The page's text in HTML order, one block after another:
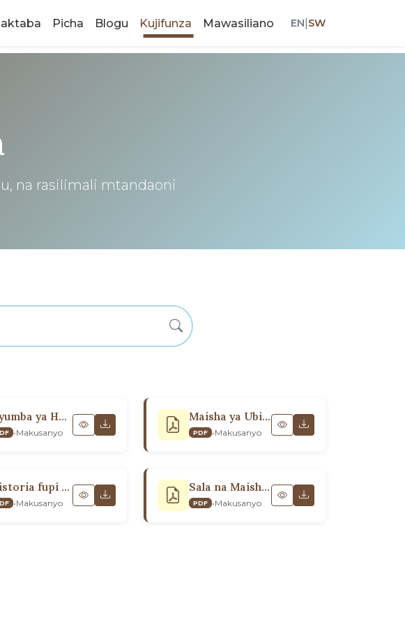
Picha Blogu Kujifunza Mawasiliano EN SW
na rasilimali mtandaoni
Nyumba ya Haki ya Ulimwengu
•Makusanyo
Maisha ya Ubikira na Matakatifu
PDF •Makusanyo
Historia fupi ya Maisha ya Abdu’l‑Bahá
•Makusanyo
Sala na Maisha ya Kiibada
PDF •Makusanyo